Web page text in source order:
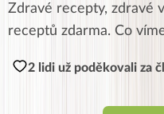
Zdravé recepty, zdravé
receptů zdarma. Co
2 lidi už poděkovali za